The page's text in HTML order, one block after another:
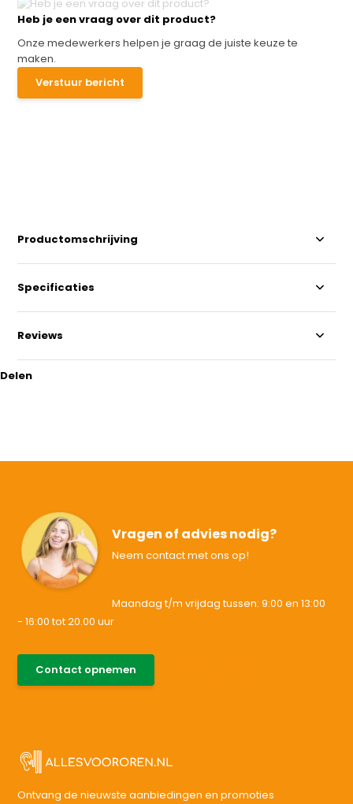
Heb je een vraag over dit product?
Onze medewerkers helpen je graag de juiste keuze te
maken.
Verstuur bericht
Productomschrijving
Specificaties
Reviews
Delen
Vragen of advies nodig?
Neem contact met ons op!
Maandag t/m vrijdag tussen: 9:00 en 13:00
- 16:00 tot 20.00 uur
Contact opnemen
Ontvang de nieuwste aanbiedingen en promoties